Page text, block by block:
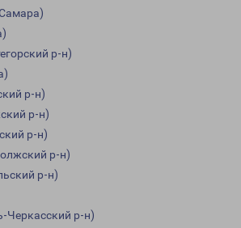
р-н)
р-н)
р-н)
р-н)
р-н)
р-н)
Черкасский р-н)